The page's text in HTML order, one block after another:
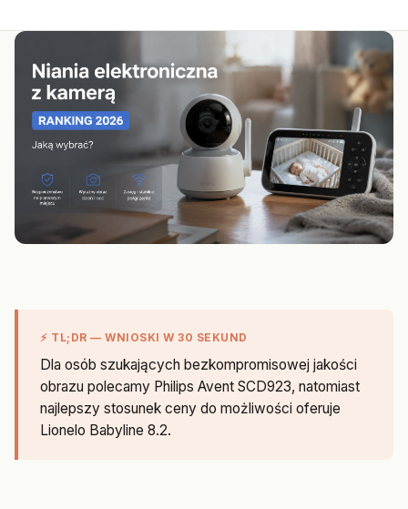
⚡ TL;DR — WNIOSKI W 30 SEKUND
Dla osób szukających bezkompromisowej jakości
obrazu polecamy Philips Avent SCD923, natomiast
najlepszy stosunek ceny do możliwości oferuje
Lionelo Babyline 8.2.